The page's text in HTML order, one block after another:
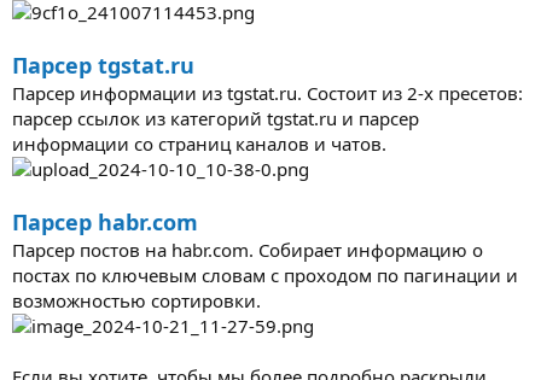
Парсер tgstat.ru
Парсер информации из tgstat.ru. Состоит из 2-х пресетов:
парсер ссылок из категорий tgstat.ru и парсер
информации со страниц каналов и чатов.
Парсер habr.com
Парсер постов на habr.com. Собирает информацию о
постах по ключевым словам с проходом по пагинации и
возможностью сортировки.